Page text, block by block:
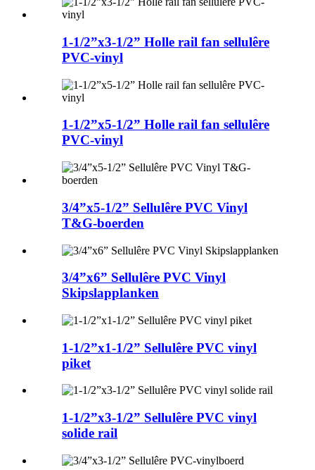
1-1/2”x3-1/2” Holle rail fan sellulêre
PVC-vinyl
1-1/2”x5-1/2” Holle rail fan sellulêre
PVC-vinyl
3/4”x5-1/2” Sellulêre PVC Vinyl
T&G-boerden
3/4”x6” Sellulêre PVC Vinyl
Skipslapplanken
1-1/2”x1-1/2” Sellulêre PVC vinyl
piket
1-1/2”x3-1/2” Sellulêre PVC vinyl
solide rail